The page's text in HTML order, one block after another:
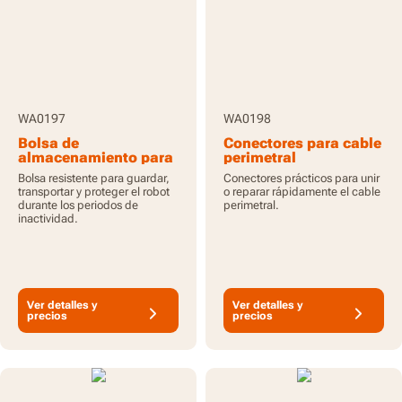
WA0197
Bolsa de
almacenamiento para
robot cortacésped
Bolsa resistente para guardar,
transportar y proteger el robot
durante los periodos de
inactividad.
Ver detalles y
precios
WA0198
Conectores para cable
perimetral
Conectores prácticos para unir
o reparar rápidamente el cable
perimetral.
Ver detalles y
precios